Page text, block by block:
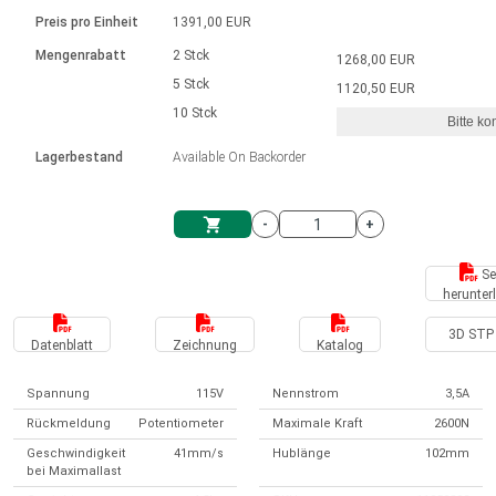
Einheitssystem
Hubmagnete
230 - 50 Hz | 110 - 60 Hz
Drehzahlregelung für die AIS-Serie
Bürstenlose Gleichstrommotoren
mit Planetengetriebe und internem
Ø 28-42| 1-1400 rpm | <= 290Ncm
Bürstenlose DC Motor Controller
Gleichstrommotoren mit
Schneckengetriebe und Bürsten
Ø43-124mm | 31-425rpm | ≤ 41Nm
Treiber für Gleichstrommotoren mit
Synchron-Asynchron | für 1-4 Elektrozylinder
Synchron-Asynchron | für 1-4 Elektrozylinder
Français (EUR)
Norsk (NOK)
Suomi (EUR)
Svenska (SEK)
Preis pro Einheit
Mengenrabatt
Lagerbestand
1391,00 EUR
2 Stck
5 Stck
10 Stck
Available On Backorder
1268,00 EUR
1120,50 EUR
Bitte
- +
Datenblatt Zeichnung Katalog
3D STP
Spannung 115V Nennstrom 3,5A
Rückmeldung Potentiometer Maximale Kraft 2600N
Geschwindigkeit
bei Maximallast
41mm/s Hublänge 102mm